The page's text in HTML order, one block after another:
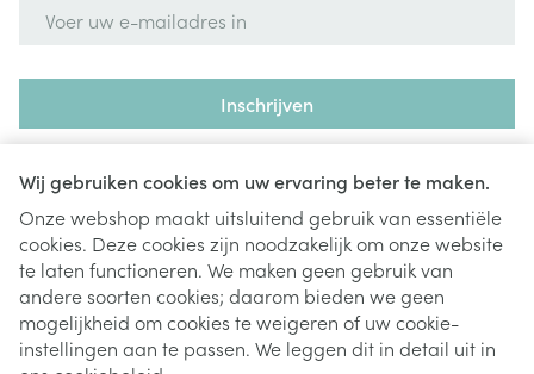
Wij gebruiken cookies om uw ervaring beter te maken.
Onze webshop maakt uitsluitend gebruik van essentiële
cookies. Deze cookies zijn noodzakelijk om onze website
te laten functioneren. We maken geen gebruik van
andere soorten cookies; daarom bieden we geen
mogelijkheid om cookies te weigeren of uw cookie-
instellingen aan te passen. We leggen dit in detail uit in
Inschrijven
nieuwsbrief en gaat u akkoord met onzeprivacy policy.
Juridische links